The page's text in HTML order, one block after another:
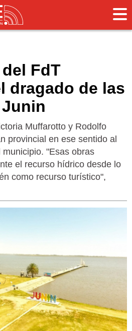
FdT
dragado de las
Muffarotto y Rodolfo
provincial en ese sentido al
"Esas obras
el recurso hídrico desde lo
como recurso turístico",